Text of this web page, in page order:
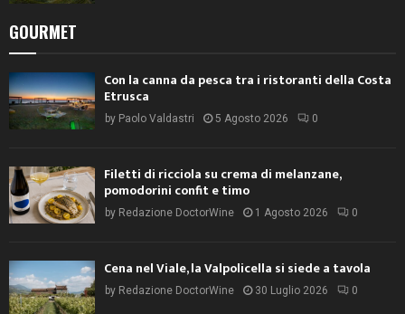
GOURMET
Con la canna da pesca tra i ristoranti della Costa
Etrusca
by Paolo Valdastri 5 Agosto 2026 0
Filetti di ricciola su crema di melanzane,
pomodorini confit e timo
by Redazione DoctorWine 1 Agosto 2026 0
Cena nel Viale, la Valpolicella si siede a tavola
by Redazione DoctorWine 30 Luglio 2026 0